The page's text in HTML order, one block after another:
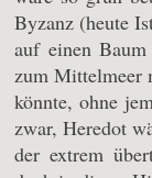
Byzanz (heute
auf einen
zum Mittelmeer
könnte, ohne
zwar, Heredot
der extrem